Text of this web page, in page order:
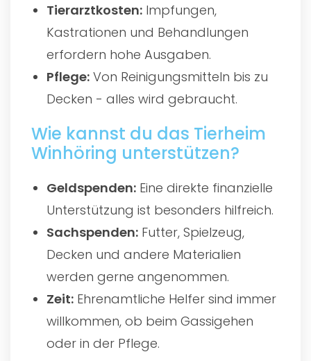
Tierarztkosten: Impfungen,
Kastrationen und Behandlungen
erfordern hohe Ausgaben.
Pflege: Von Reinigungsmitteln bis zu
Decken - alles wird gebraucht.
Wie kannst du das Tierheim
Winhöring unterstützen?
Geldspenden: Eine direkte finanzielle
Unterstützung ist besonders hilfreich.
Sachspenden: Futter, Spielzeug,
Decken und andere Materialien
werden gerne angenommen.
Zeit: Ehrenamtliche Helfer sind immer
willkommen, ob beim Gassigehen
oder in der Pflege.